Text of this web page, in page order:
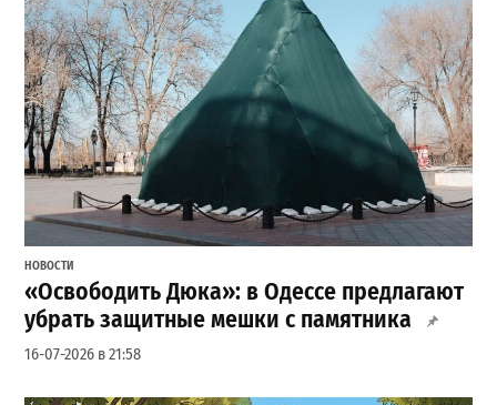
НОВОСТИ
«Освободить Дюка»: в Одессе предлагают
убрать защитные мешки с памятника
16-07-2026 в 21:58